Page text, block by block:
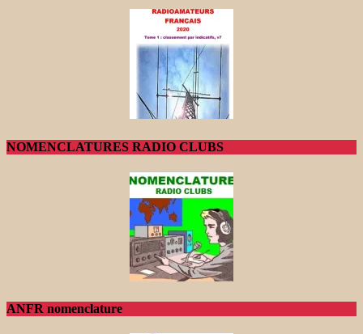
NOMENCLATURES RADIO CLUBS
ANFR nomenclature